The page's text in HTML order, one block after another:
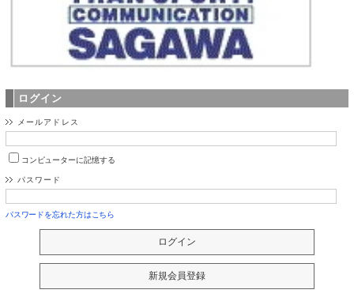
ログイン
メールアドレス
コンピューターに記憶する
パスワード
パスワードを忘れた方はこちら